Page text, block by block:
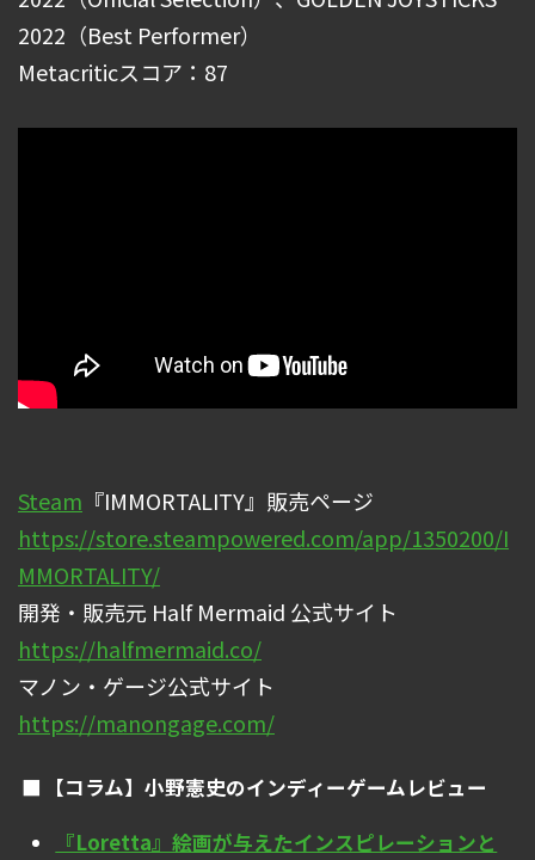
2022（Best Performer）
Metacriticスコア：87
Steam 『IMMORTALITY』販売ページ
https://store.steampowered.com/app/1350200/I
MMORTALITY/
開発・販売元 Half Mermaid 公式サイト
https://halfmermaid.co/
マノン・ゲージ公式サイト
https://manongage.com/
【コラム】小野憲史のインディーゲームレビュー
『Loretta』絵画が与えたインスピレーションと